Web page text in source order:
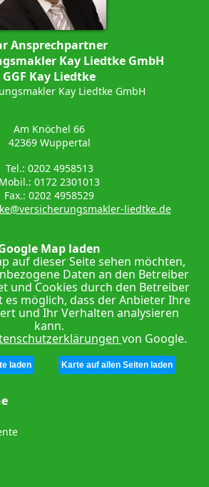
Ansprechpartner
Kay Liedtke GmbH
GGF Kay Liedtke
Kay Liedtke GmbH
Am Knöchel 66
42369 Wuppertal
Tel.: 0202 4958513
Mobil.: 0172 2301013
Fax.: 0202 4958529
liedtke.de
Map laden
auf dieser Seite sehen möchten,
Daten an den Betreiber
und Cookies durch den Betreiber
es möglich, dass der Anbieter Ihre
und Ihr Verhalten analysieren
kann.
von Google.
laden Karte auf allen Seiten laden